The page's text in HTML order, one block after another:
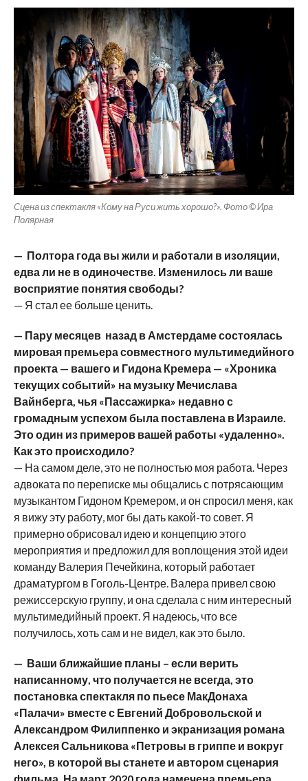
Сцена из спектакля «Кому на Руси жить хорошо?». Фото © Ира
Полярная
— Полтора года вы жили и работали в изоляции,
едва ли не в одиночестве. Изменилось ли ваше
восприятие понятия свободы?
— Я стал ее больше ценить.
— Пару месяцев назад в Амстердаме состоялась
мировая премьера совместного мультимедийного
проекта — вашего и Гидона Кремера — «Хроника
текущих событий» на музыку Мечислава
Вайнберга, чья «Пассажирка» недавно с
громадным успехом была поставлена в Израиле.
Это один из примеров вашей работы «удаленно».
Как это происходило?
— На самом деле, это не полностью моя работа. Через
адвоката по переписке мы общались с потрясающим
музыкантом Гидоном Кремером, и он спросил меня, как
я вижу эту работу, мог бы дать какой-то совет. Я
примерно обрисовал идею и концепцию этого
мероприятия и предложил для воплощения этой идеи
команду Валерия Печейкина, который работает
драматургом в Гоголь-Центре. Валера привел свою
режиссерскую группу, и она сделала с ним интересный
мультимедийный проект. Я надеюсь, что все
получилось, хоть сам и не видел, как это было.
— Ваши ближайшие планы – если верить
написанному, что получается не всегда, это
постановка спектакля по пьесе МакДонаха
«Палачи» вместе с Евгений Добровольской и
Александром Филиппенко и экранизация романа
Алексея Сальникова «Петровы в гриппе и вокруг
него», в которой вы станете и автором сценария